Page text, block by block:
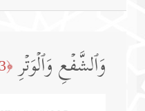
وَٱلشَّفۡعِ وَٱلۡوَتۡرِ ﴿3﴾